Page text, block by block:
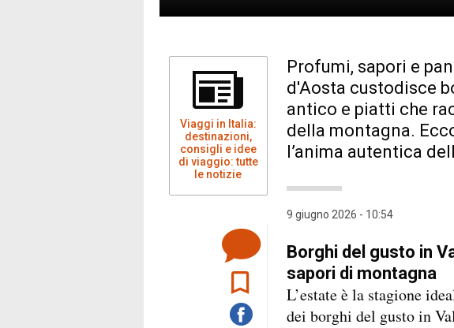
Viaggi in Italia:
destinazioni,
consigli e idee
di viaggio: tutte
le notizie
Profumi, sapori e
d'Aosta custodisce
antico e piatti che
della montagna.
l’anima autentica
9 giugno 2026 - 10:54
Borghi del gusto in
sapori di montagna
L’estate è la stagione
dei borghi del gusto in